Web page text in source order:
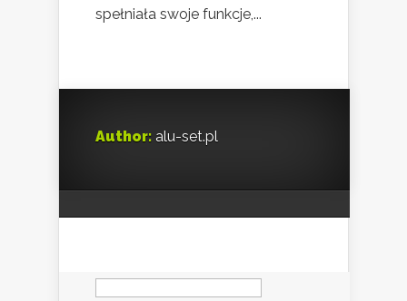
spełniała swoje funkcje,...
Author: alu-set.pl
Szukaj: